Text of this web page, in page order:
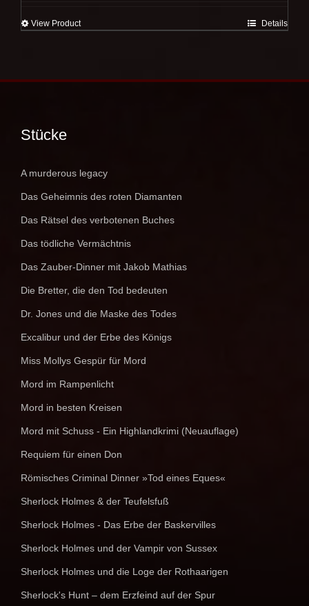
View Product Details
Stücke
A murderous legacy
Das Geheimnis des roten Diamanten
Das Rätsel des verbotenen Buches
Das tödliche Vermächtnis
Das Zauber-Dinner mit Jakob Mathias
Die Bretter, die den Tod bedeuten
Dr. Jones und die Maske des Todes
Excalibur und der Erbe des Königs
Miss Mollys Gespür für Mord
Mord im Rampenlicht
Mord in besten Kreisen
Mord mit Schuss - Ein Highlandkrimi (Neuauflage)
Requiem für einen Don
Römisches Criminal Dinner »Tod eines Eques«
Sherlock Holmes & der Teufelsfuß
Sherlock Holmes - Das Erbe der Baskervilles
Sherlock Holmes und der Vampir von Sussex
Sherlock Holmes und die Loge der Rothaarigen
Sherlock's Hunt – dem Erzfeind auf der Spur